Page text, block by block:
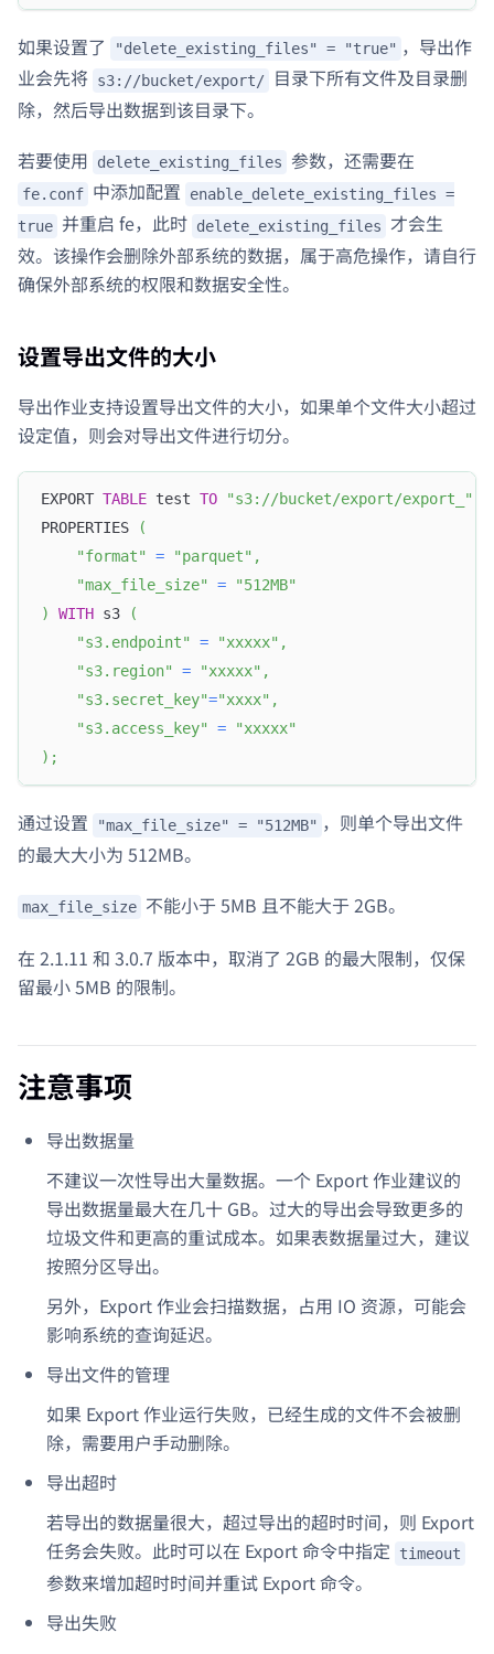
如果设置了 "delete_existing_files" = "true" ，导出作
业会先将
s3://bucket/export/
目录下所有文件及目录删
除，然后导出数据到该目录下。
若要使用
delete_existing_files 参数，还需要在
fe.conf 中添加配置
enable_delete_existing_files =
true 并重启 fe，此时 delete_existing_files 才会生
效。该操作会删除外部系统的数据，属于高危操作，请自行
确保外部系统的权限和数据安全性。
设置导出文件的大小
导出作业支持设置导出文件的大小，如果单个文件大小超过
设定值，则会对导出文件进行切分。
EXPORT TABLE test TO
"s3://bucket/export/export_"
PROPERTIES
(
"format"
= "parquet" ,
"max_file_size"
=
"512MB"
)
WITH s3
(
"s3.endpoint"
= "xxxxx" ,
"s3.region"
= "xxxxx" ,
"s3.secret_key"="xxxx" ,
"s3.access_key"
=
"xxxxx"
) ;
通过设置 "max_file_size" = "512MB" ，则单个导出文件
的最大大小为 512MB。
max_file_size 不能小于 5MB 且不能大于 2GB。
在 2.1.11 和 3.0.7 版本中，取消了 2GB 的最大限制，仅保
留最小 5MB 的限制。
注意事项
导出数据量
不建议一次性导出大量数据。一个 Export 作业建议的
导出数据量最大在几十 GB。过大的导出会导致更多的
垃圾文件和更高的重试成本。如果表数据量过大，建议
按照分区导出。
另外，Export 作业会扫描数据，占用 IO 资源，可能会
影响系统的查询延迟。
导出文件的管理
如果 Export 作业运行失败，已经生成的文件不会被删
除，需要用户手动删除。
导出超时
若导出的数据量很大，超过导出的超时时间，则 Export
任务会失败。此时可以在 Export 命令中指定
timeout
参数来增加超时时间并重试 Export 命令。
导出失败